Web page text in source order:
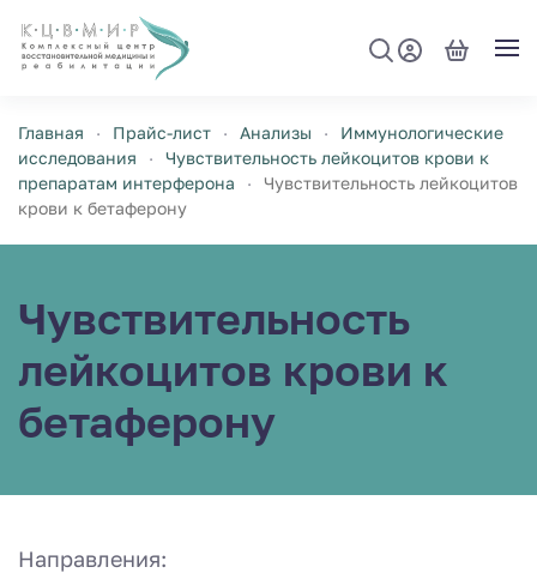
Перейти к содержимому
Главная Прайс-лист Анализы
Иммунологические
исследования
Чувствительность лейкоцитов крови к
препаратам интерферона
Чувствительность лейкоцитов
крови к бетаферону
Чувствительность
лейкоцитов крови к
бетаферону
Направления: